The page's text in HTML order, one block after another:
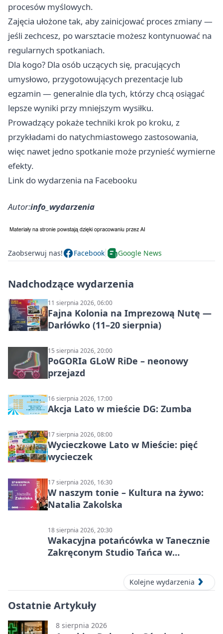
procesów myślowych.
Zajęcia ułożone tak, aby zainicjować proces zmiany —
jeśli zechcesz, po warsztacie możesz kontynuować na
regularnych spotkaniach.
Dla kogo? Dla osób uczących się, pracujących
umysłowo, przygotowujących prezentacje lub
egzamin — generalnie dla tych, którzy chcą osiągać
lepsze wyniki przy mniejszym wysiłku.
Prowadzący pokaże techniki krok po kroku, z
przykładami do natychmiastowego zastosowania,
więc nawet jedno spotkanie może przynieść wymierne
efekty.
Link do wydarzenia na Facebooku
Autor:info_wydarzenia
Zaobserwuj nas! Facebook Google News
Nadchodzące wydarzenia
11 sierpnia 2026, 06:00
Fajna Kolonia na Imprezową Nutę —
Darłówko (11–20 sierpnia)
15 sierpnia 2026, 20:00
PoGORIa GLoW RiDe – neonowy
przejazd
16 sierpnia 2026, 17:00
Akcja Lato w mieście DG: Zumba
17 sierpnia 2026, 08:00
Wycieczkowe Lato w Mieście: pięć
wycieczek
17 sierpnia 2026, 16:30
W naszym tonie – Kultura na żywo:
Natalia Zakolska
18 sierpnia 2026, 20:30
Wakacyjna potańcówka w Tanecznie
Zakręconym Studio Tańca w
Kolejne wydarzenia
Ostatnie Artykuły
8 sierpnia 2026